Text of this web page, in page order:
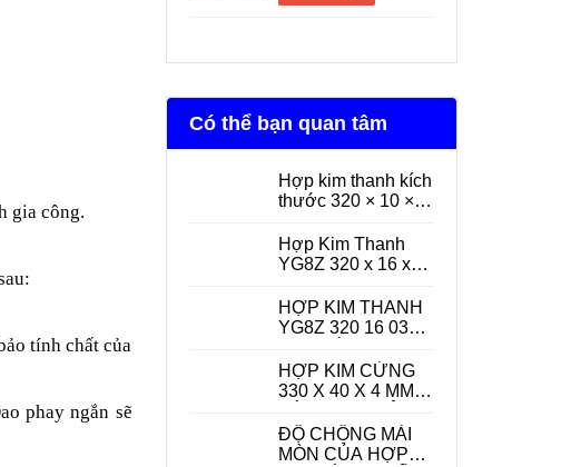
gia công.
tính chất của
phay ngắn sẽ
Có thể bạn quan tâm
Hợp kim thanh kích
thước 320 × 10 × 3
Hợp Kim Thanh
YG8Z 320 x 16 x
Nguyên Sinh – Vật
Liệu Chịu Mài Mòn
Cao Cho Gia Công
Cơ Khí Chính Xác
HỢP KIM THANH
YG8Z 320 16 03
NGUYÊN SINH.
HỢP KIM CỨNG
330 X 40 X 4 MM
SINH , GIẢI PHÁP
GIA CÔNG CHÍNH
ĐỘ CHỐNG MÀI
MÒN CỦA HỢP